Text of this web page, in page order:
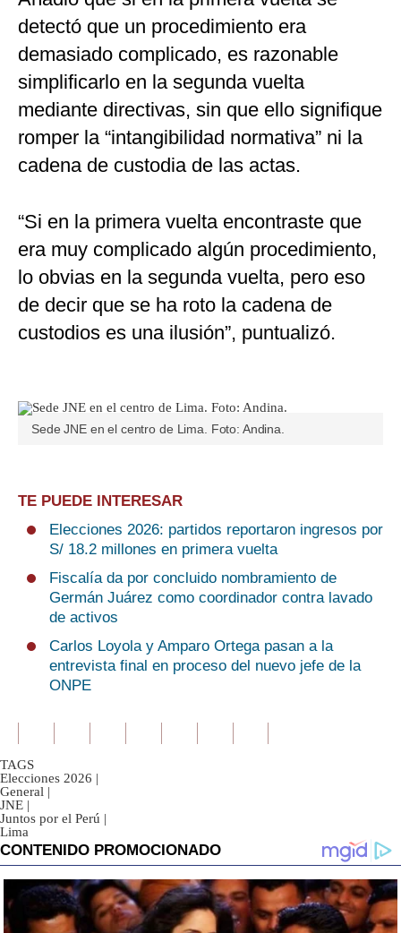
detectó que un procedimiento era
demasiado complicado, es razonable
simplificarlo en la segunda vuelta
mediante directivas, sin que ello signifique
romper la “intangibilidad normativa” ni la
cadena de custodia de las actas.
“Si en la primera vuelta encontraste que
era muy complicado algún procedimiento,
lo obvias en la segunda vuelta, pero eso
de decir que se ha roto la cadena de
custodios es una ilusión”, puntualizó.
Sede JNE en el centro de Lima. Foto: Andina.
TE PUEDE INTERESAR
Elecciones 2026: partidos reportaron ingresos por
S/ 18.2 millones en primera vuelta
Fiscalía da por concluido nombramiento de
Germán Juárez como coordinador contra lavado
de activos
Carlos Loyola y Amparo Ortega pasan a la
entrevista final en proceso del nuevo jefe de la
ONPE
TAGS
Elecciones 2026 |
General |
JNE |
Juntos por el Perú |
Lima